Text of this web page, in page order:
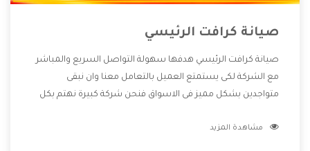
صيانة كرافت الرئيسي
صيانة كرافت الرئيسي هدفها سهولة التواصل السريع والمباشر
مع الشركة لكى يستمتع العميل بالتعامل معنا وان نبقى
متواجدين بشكل مميز فى الاسواق فنحن شركة كبيرة نهتم بكل
الشركة بها والتى تكون منها خدمة الصيانة التى تكون من أهم
مشاهدة المزيد